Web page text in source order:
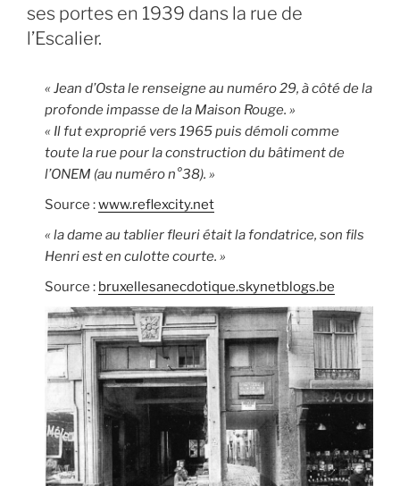
ses portes en 1939 dans la rue de
l’Escalier.
« Jean d’Osta le renseigne au numéro 29, à côté de la
profonde impasse de la Maison Rouge. »
« Il fut exproprié vers 1965 puis démoli comme
toute la rue pour la construction du bâtiment de
l’ONEM (au numéro n°38). »
Source :www.reflexcity.net
« la dame au tablier fleuri était la fondatrice, son fils
Henri est en culotte courte. »
Source : bruxellesanecdotique.skynetblogs.be